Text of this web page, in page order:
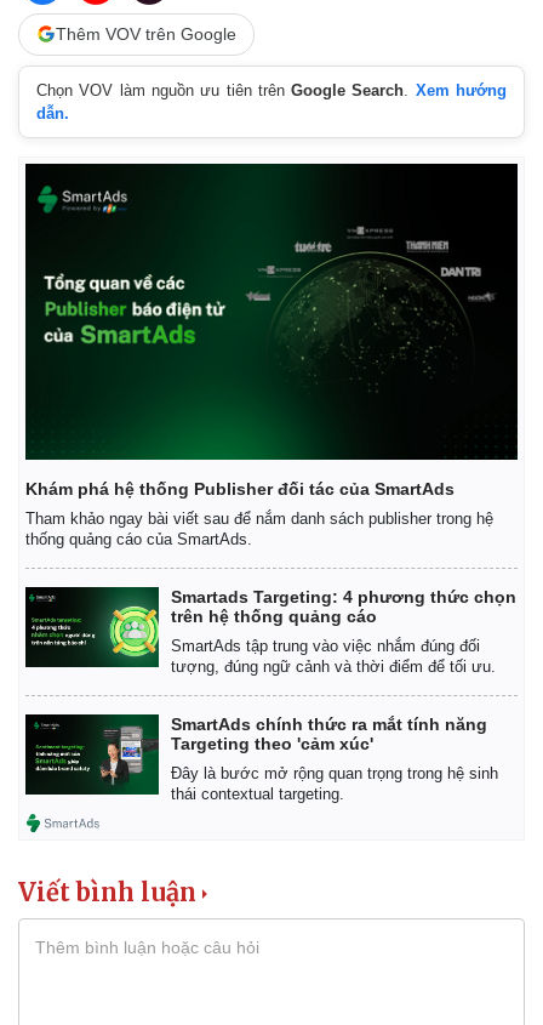
Bất động sản
Khởi nghiệp
Thị trường
Giá vàng
Tiêu dùng
Tỷ giá
Chứng khoán
Giá cà phê
Thêm VOV trên Google
Chọn VOV làm nguồn ưu tiên trênGoogle Search
Xem hướng
dẫn.
Khám phá hệ thống Publisher đối tác của SmartAds
Tham khảo ngay bài viết sau để nắm danh sách publisher trong hệ
thống quảng cáo của SmartAds.
Smartads Targeting: 4 phương thức chọn
trên hệ thống quảng cáo
SmartAds tập trung vào việc nhắm đúng đối
tượng, đúng ngữ cảnh và thời điểm để tối ưu.
SmartAds chính thức ra mắt tính năng
Targeting theo 'cảm xúc'
Đây là bước mở rộng quan trọng trong hệ sinh
thái contextual targeting.
Viết bình luận